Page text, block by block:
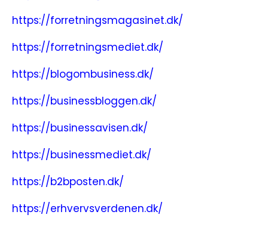
https://forretningsmagasinet.dk/
https://forretningsmediet.dk/
https://blogombusiness.dk/
https://businessbloggen.dk/
https://businessavisen.dk/
https://businessmediet.dk/
https://b2bposten.dk/
https://erhvervsverdenen.dk/